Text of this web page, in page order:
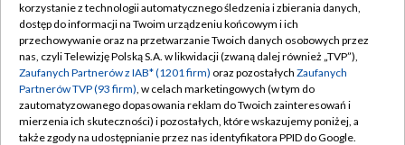
TVP
Abonament TVP
Emisja w TVP
Centrum informacji TVP
Naziemna Telewizja Cyfrowa
Regulamin TVP
Polityka prywatności
Moje zgody
Pomoc
korzystanie z technologii automatycznego śledzenia i zbierania danych,
dostęp do informacji na Twoim urządzeniu końcowym i ich
przechowywanie oraz na przetwarzanie Twoich danych osobowych przez
nas, czyli Telewizję Polską S.A. w likwidacji (zwaną dalej również „TVP”),
Zaufanych Partnerów z IAB* (1201 firm) oraz pozostałych Zaufanych
Partnerów TVP (93 firm), w celach marketingowych (w tym do
zautomatyzowanego dopasowania reklam do Twoich zainteresowań i
mierzenia ich skuteczności) i pozostałych, które wskazujemy poniżej, a
także zgody na udostępnianie przez nas identyfikatora PPID do Google.